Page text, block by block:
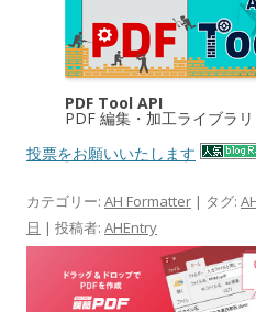
PDF Tool API
PDF 編集・加工ライブラリ
投票をお願いいたします
カテゴリー: AH Formatter | タグ:
日 | 投稿者: AHEntry